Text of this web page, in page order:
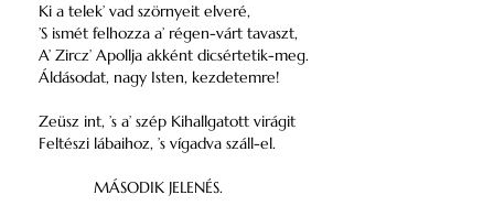
Ki a telek’ vad szörnyeit elveré,
’S ismét felhozza a’ régen-várt tavaszt,
A’ Zircz’ Apollja akként dicsértetik-meg.
Áldásodat, nagy Isten, kezdetemre!
Zeüsz int, ’s a’ szép Kihallgatott virágit
Feltészi lábaihoz, ’s vígadva száll-el.
MÁSODIK JELENÉS.